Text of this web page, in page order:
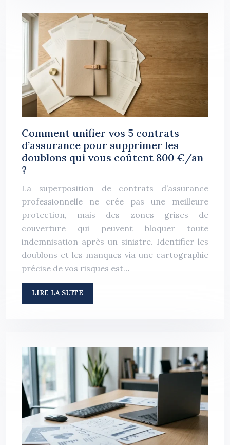
Comment unifier vos 5 contrats
d’assurance pour supprimer les
doublons qui vous coûtent 800 €/an
?
La superposition de contrats d’assurance
professionnelle ne crée pas une meilleure
protection, mais des zones grises de
couverture qui peuvent bloquer toute
indemnisation après un sinistre. Identifier les
doublons et les manques via une cartographie
précise de vos risques est…
LIRE LA SUITE